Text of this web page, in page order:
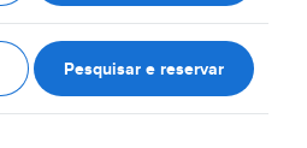
Pesquisar e reservar